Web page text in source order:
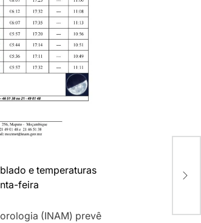
e temperaturas
feira
(INAM) prevê